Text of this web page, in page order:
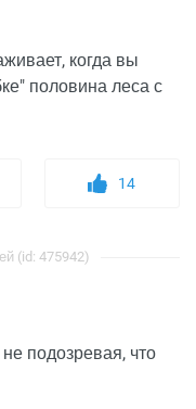
когда вы
половина леса с
14
(id: 475942)
подозревая, что